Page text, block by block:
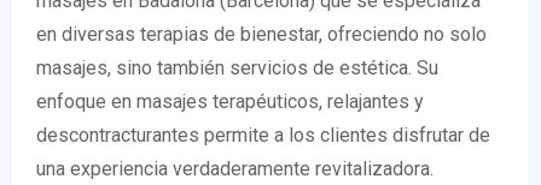
en diversas terapias de bienestar, ofreciendo no solo
masajes, sino también servicios de estética. Su
enfoque en masajes terapéuticos, relajantes y
descontracturantes permite a los clientes disfrutar de
una experiencia verdaderamente revitalizadora.